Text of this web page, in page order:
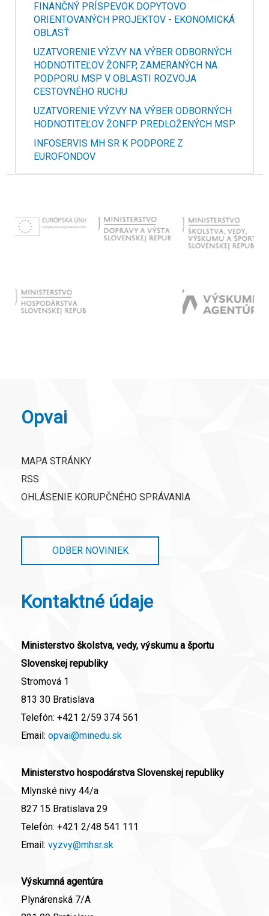
FINANČNÝ PRÍSPEVOK DOPYTOVO
ORIENTOVANÝCH PROJEKTOV - EKONOMICKÁ
OBLASŤ
UZATVORENIE VÝZVY NA VÝBER ODBORNÝCH
HODNOTITEĽOV ŽONFP, ZAMERANÝCH NA
PODPORU MSP V OBLASTI ROZVOJA
CESTOVNÉHO RUCHU
UZATVORENIE VÝZVY NA VÝBER ODBORNÝCH
HODNOTITEĽOV ŽONFP PREDLOŽENÝCH MSP
INFOSERVIS MH SR K PODPORE Z
EUROFONDOV
Opvai
MAPA STRÁNKY
RSS
OHLÁSENIE KORUPČNÉHO SPRÁVANIA
ODBER NOVINIEK
Kontaktné údaje
Ministerstvo školstva, vedy, výskumu a športu
Slovenskej republiky
Stromová 1
813 30 Bratislava
Telefón: +421 2/59 374 561
Email: opvai@minedu.sk
Ministerstvo hospodárstva Slovenskej republiky
Mlynské nivy 44/a
827 15 Bratislava 29
Telefón: +421 2/48 541 111
Email: vyzvy@mhsr.sk
Výskumná agentúra
Plynárenská 7/A